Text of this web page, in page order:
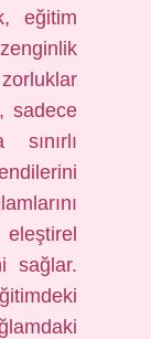
eğitim
sadece
sınırlı
sağlar.